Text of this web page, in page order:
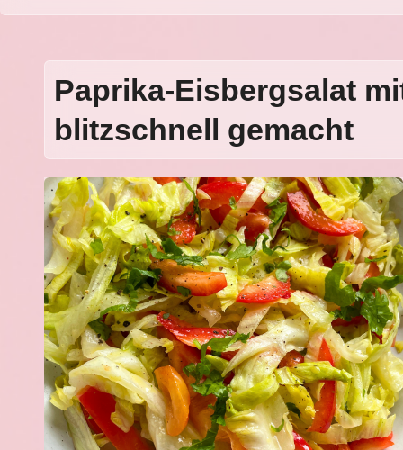
Paprika-Eisbergsalat
blitzschnell gemacht